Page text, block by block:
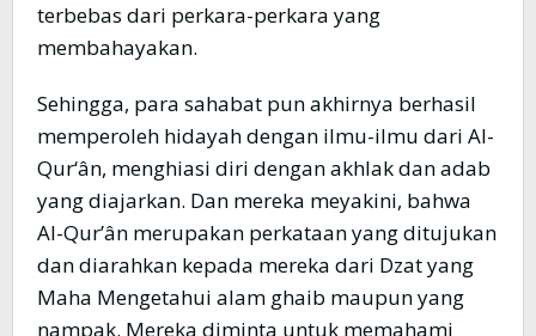
terbebas dari perkara-perkara yang
membahayakan.
Sehingga, para sahabat pun akhirnya berhasil
memperoleh hidayah dengan ilmu-ilmu dari Al-
Qur‘ân, menghiasi diri dengan akhlak dan adab
yang diajarkan. Dan mereka meyakini, bahwa
Al-Qur’ân merupakan perkataan yang ditujukan
dan diarahkan kepada mereka dari Dzat yang
Maha Mengetahui alam ghaib maupun yang
nampak. Mereka diminta untuk memahami